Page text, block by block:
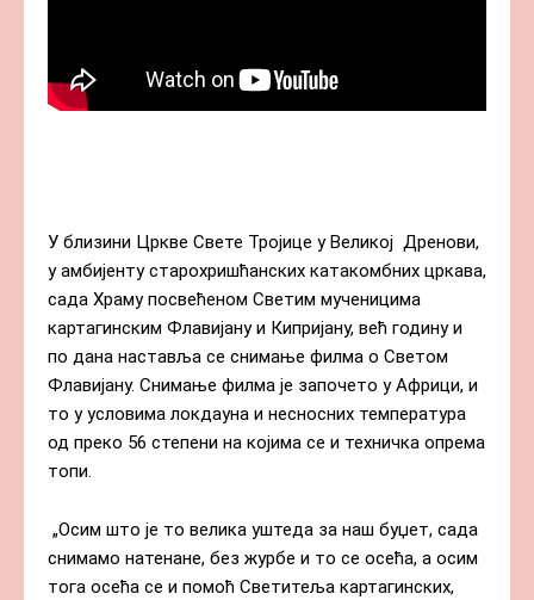
У близини Цркве Свете Тројице у Великој  Дренови,
у амбијенту старохришћанских катакомбних цркава,
сада Храму посвећеном Светим мученицима
картагинским Флавијану и Кипријану, већ годину и
по дана наставља се снимање филма о Светом
Флавијану. Снимање филма је започето у Африци, и
то у условима локдауна и несносних температура
од преко 56 степени на којима се и техничка опрема
топи.
снимамо натенане, без журбе и то се осећа, а осим
тога осећа се и помоћ Светитеља картагинских,